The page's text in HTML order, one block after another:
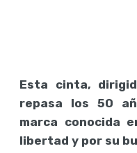
Esta cinta,
repasa los 50
marca conocida
libertad y por su